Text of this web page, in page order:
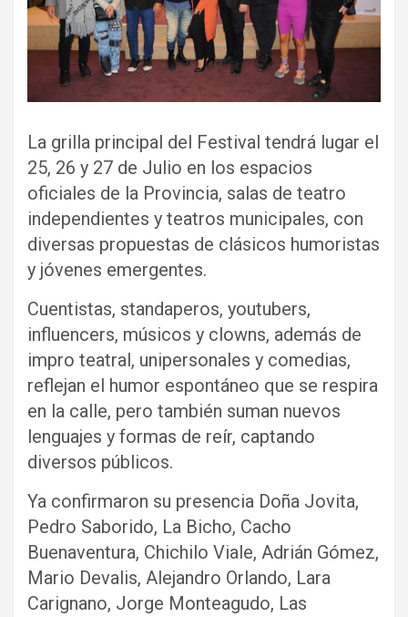
La grilla principal del Festival tendrá lugar el
25, 26 y 27 de Julio en los espacios
oficiales de la Provincia, salas de teatro
independientes y teatros municipales, con
diversas propuestas de clásicos humoristas
y jóvenes emergentes.
Cuentistas, standaperos, youtubers,
influencers, músicos y clowns, además de
impro teatral, unipersonales y comedias,
reflejan el humor espontáneo que se respira
en la calle, pero también suman nuevos
lenguajes y formas de reír, captando
diversos públicos.
Ya confirmaron su presencia Doña Jovita,
Pedro Saborido, La Bicho, Cacho
Buenaventura, Chichilo Viale, Adrián Gómez,
Mario Devalis, Alejandro Orlando, Lara
Carignano, Jorge Monteagudo, Las